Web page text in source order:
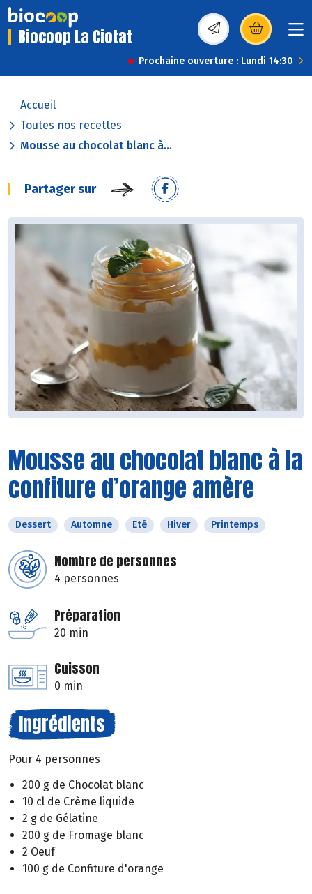
Biocoop La Ciotat (s’ouvre dans une
Prochaine ouverture : Lundi 14:30
Accueil
Toutes nos recettes
Mousse au chocolat blanc à...
Partager sur
Mousse au chocolat blanc à la
confiture d’orange amère
Dessert Automne Eté Hiver Printemps
Nombre de personnes
4 personnes
Préparation
20 min
Cuisson
0 min
Ingrédients
Pour 4 personnes
200 g de Chocolat blanc
10 cl de Crème liquide
2 g de Gélatine
200 g de Fromage blanc
2 Oeuf
100 g de Confiture d'orange